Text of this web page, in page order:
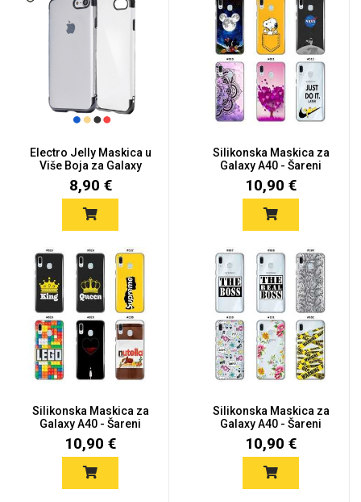
Electro Jelly Maskica u
Više Boja za Galaxy
A4...
8,90 €
Silikonska Maskica za
Galaxy A40 - Šareni
moti...
10,90 €
Silikonska Maskica za
Galaxy A40 - Šareni
moti...
10,90 €
Silikonska Maskica za
Galaxy A40 - Šareni
moti...
10,90 €